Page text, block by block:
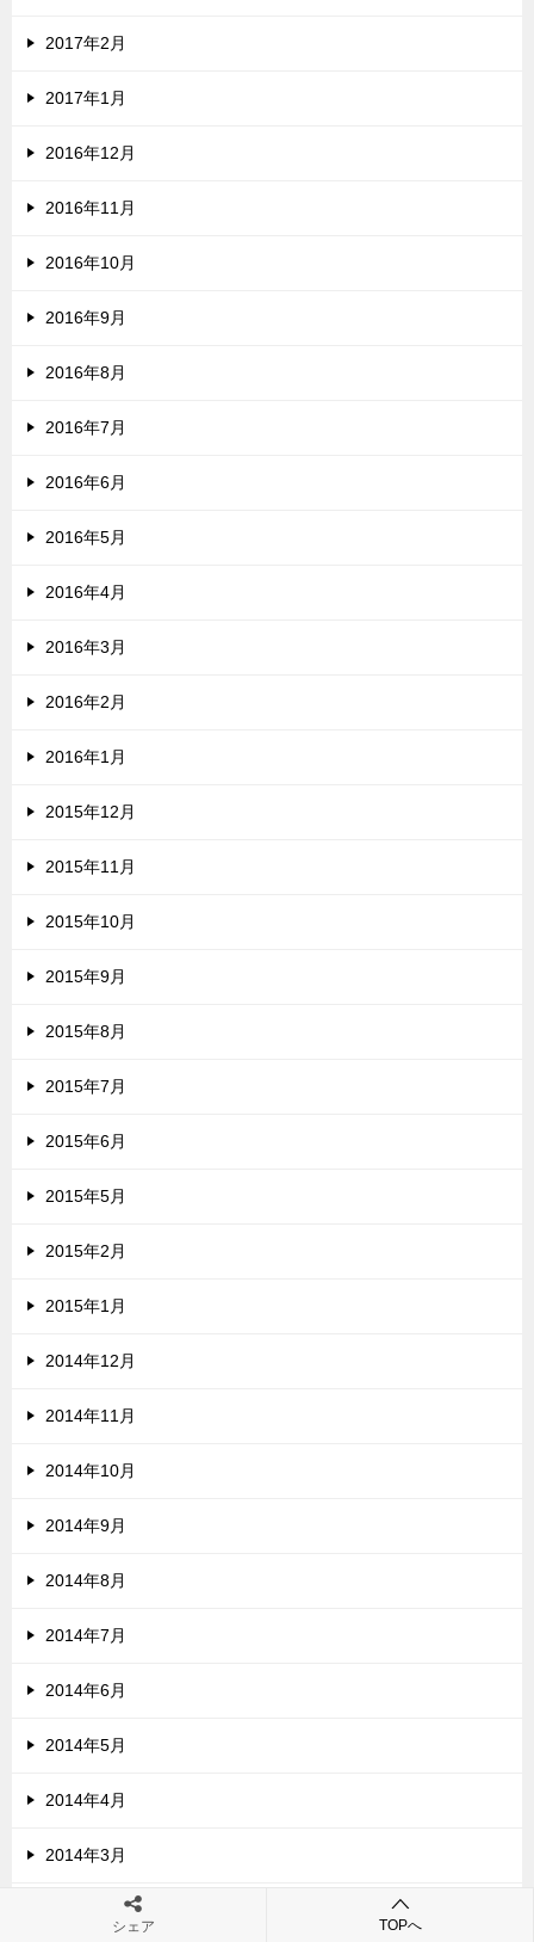
2017年2月
2017年1月
2016年12月
2016年11月
2016年10月
2016年9月
2016年8月
2016年7月
2016年6月
2016年5月
2016年4月
2016年3月
2016年2月
2016年1月
2015年12月
2015年11月
2015年10月
2015年9月
2015年8月
2015年7月
2015年6月
2015年5月
2015年2月
2015年1月
2014年12月
2014年11月
2014年10月
2014年9月
2014年8月
2014年7月
2014年6月
2014年5月
2014年4月
2014年3月
2014年2月
シェア TOPへ